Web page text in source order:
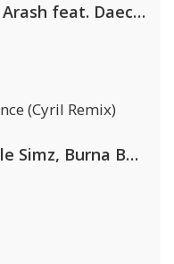
Hugel x Topic x Arash feat. Daecolm
(Cyril Remix)
Coldplay ft. Little Simz, Burna Boy, Elyanna & Tini